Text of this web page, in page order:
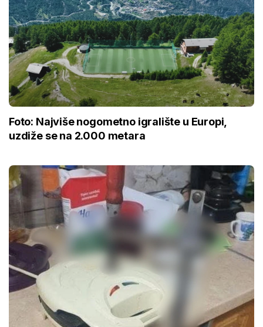
Foto: Najviše nogometno igralište u Europi,
uzdiže se na 2.000 metara